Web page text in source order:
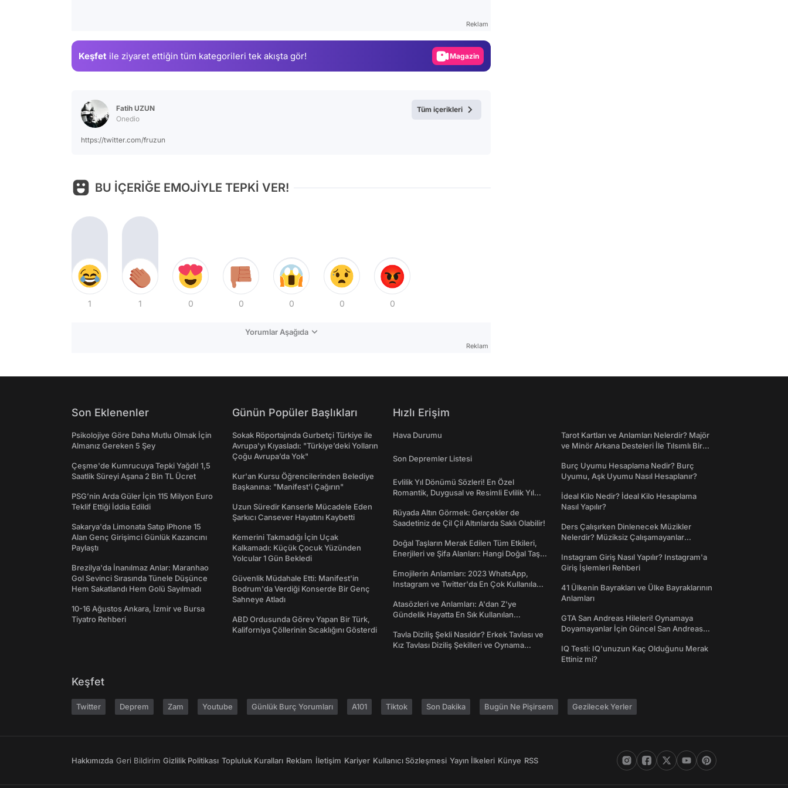
Reklam
Keşfet ile ziyaret ettiğin tüm kategorileri tek akışta gör! Magazin
Fatih UZUN
Onedio
https://twitter.com/fruzun
Tüm içerikleri
BU İÇERİĞE EMOJİYLE TEPKİ VER!
1 1 0 0 0 0 0
Yorumlar Aşağıda
Reklam
Son Eklenenler
Psikolojiye Göre Daha Mutlu Olmak İçin
Almanız Gereken 5 Şey
Çeşme'de Kumrucuya Tepki Yağdı! 1,5
Saatlik Süreyi Aşana 2 Bin TL Ücret
PSG’nin Arda Güler İçin 115 Milyon Euro
Teklif Ettiği İddia Edildi
Sakarya'da Limonata Satıp iPhone 15
Alan Genç Girişimci Günlük Kazancını
Paylaştı
Brezilya'da İnanılmaz Anlar: Maranhao
Gol Sevinci Sırasında Tünele Düşünce
Hem Sakatlandı Hem Golü Sayılmadı
10-16 Ağustos Ankara, İzmir ve Bursa
Tiyatro Rehberi
Günün Popüler Başlıkları
Sokak Röportajında Gurbetçi Türkiye ile
Avrupa'yı Kıyasladı: "Türkiye’deki Yolların
Çoğu Avrupa’da Yok"
Kur'an Kursu Öğrencilerinden Belediye
Başkanına: "Manifest’i Çağırın"
Uzun Süredir Kanserle Mücadele Eden
Şarkıcı Cansever Hayatını Kaybetti
Kemerini Takmadığı İçin Uçak
Kalkamadı: Küçük Çocuk Yüzünden
Yolcular 1 Gün Bekledi
Güvenlik Müdahale Etti: Manifest'in
Bodrum'da Verdiği Konserde Bir Genç
Sahneye Atladı
ABD Ordusunda Görev Yapan Bir Türk,
Kaliforniya Çöllerinin Sıcaklığını Gösterdi
Hızlı Erişim
Hava Durumu
Son Depremler Listesi
Evlilik Yıl Dönümü Sözleri! En Özel
Romantik, Duygusal ve Resimli Evlilik Yıl
Rüyada Altın Görmek: Gerçekler de
Saadetiniz de Çil Çil Altınlarda Saklı Olabilir!
Doğal Taşların Merak Edilen Tüm Etkileri,
Enerjileri ve Şifa Alanları: Hangi Doğal Taş
Emojilerin Anlamları: 2023 WhatsApp,
Instagram ve Twitter'da En Çok Kullanılan
Atasözleri ve Anlamları: A'dan Z'ye
Gündelik Hayatta En Sık Kullanılan
Tavla Diziliş Şekli Nasıldır? Erkek Tavlası ve
Kız Tavlası Diziliş Şekilleri ve Oynama
Tarot Kartları ve Anlamları Nelerdir? Majör
ve Minör Arkana Desteleri İle Tılsımlı Bir
Burç Uyumu Hesaplama Nedir? Burç
Uyumu, Aşk Uyumu Nasıl Hesaplanır?
İdeal Kilo Nedir? İdeal Kilo Hesaplama
Nasıl Yapılır?
Ders Çalışırken Dinlenecek Müzikler
Nelerdir? Müziksiz Çalışamayanlar
Instagram Giriş Nasıl Yapılır? Instagram'a
Giriş İşlemleri Rehberi
41 Ülkenin Bayrakları ve Ülke Bayraklarının
Anlamları
GTA San Andreas Hileleri! Oynamaya
Doyamayanlar İçin Güncel San Andreas
IQ Testi: IQ'unuzun Kaç Olduğunu Merak
Ettiniz mi?
Keşfet
Twitter Deprem Zam Youtube Günlük Burç Yorumları A101 Tiktok Son Dakika Bugün Ne Pişirsem Gezilecek Yerler
Hakkımızda Geri Bildirim Gizlilik Politikası Topluluk Kuralları Reklam İletişim Kariyer Kullanıcı Sözleşmesi Yayın İlkeleri Künye RSS